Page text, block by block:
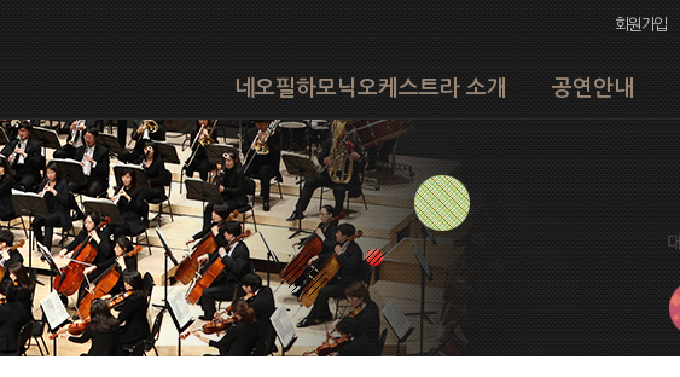
회원가입
네오필하모닉오케스트라 소개 공연안내